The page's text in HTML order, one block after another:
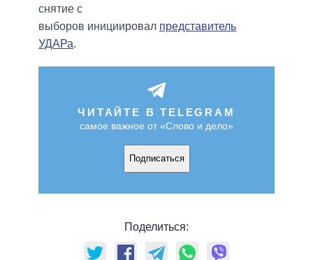
снятие с
выборов инициировал представитель
УДАРа.
ЧИТАЙТЕ В TELEGRAM
самое важное от «Слово и дело»
Подписаться
Поделиться: